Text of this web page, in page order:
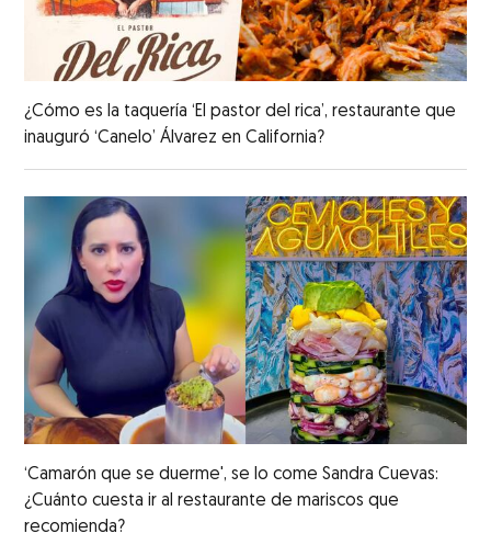
¿Cómo es la taquería ‘El pastor del rica’, restaurante que
inauguró ‘Canelo’ Álvarez en California?
‘Camarón que se duerme', se lo come Sandra Cuevas:
¿Cuánto cuesta ir al restaurante de mariscos que
recomienda?